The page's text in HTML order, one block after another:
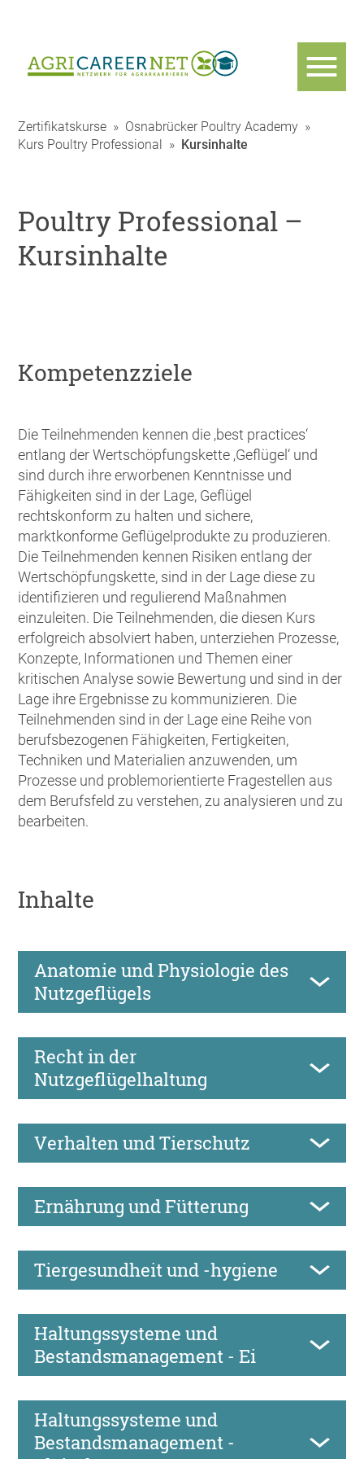
Zertifikatskurse » Osnabrücker Poultry Academy »
Kurs Poultry Professional » Kursinhalte
Poultry Professional –
Kursinhalte
Kompetenzziele
Die Teilnehmenden kennen die ‚best practices‘
entlang der Wertschöpfungskette ‚Geflügel‘ und
sind durch ihre erworbenen Kenntnisse und
Fähigkeiten sind in der Lage, Geflügel
rechtskonform zu halten und sichere,
marktkonforme Geflügelprodukte zu produzieren.
Die Teilnehmenden kennen Risiken entlang der
Wertschöpfungskette, sind in der Lage diese zu
identifizieren und regulierend Maßnahmen
einzuleiten. Die Teilnehmenden, die diesen Kurs
erfolgreich absolviert haben, unterziehen Prozesse,
Konzepte, Informationen und Themen einer
kritischen Analyse sowie Bewertung und sind in der
Lage ihre Ergebnisse zu kommunizieren. Die
Teilnehmenden sind in der Lage eine Reihe von
berufsbezogenen Fähigkeiten, Fertigkeiten,
Techniken und Materialien anzuwenden, um
Prozesse und problemorientierte Fragestellen aus
dem Berufsfeld zu verstehen, zu analysieren und zu
bearbeiten.
Inhalte
Anatomie und Physiologie des
Nutzgeflügels
Recht in der
Nutzgeflügelhaltung
Verhalten und Tierschutz
Ernährung und Fütterung
Tiergesundheit und -hygiene
Haltungssysteme und
Bestandsmanagement - Ei
Haltungssysteme und
Bestandsmanagement -